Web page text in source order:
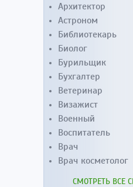
Архитектор
Астроном
Библиотекарь
Биолог
Бурильщик
Бухгалтер
Ветеринар
Визажист
Военный
Воспитатель
Врач
Врач косметолог
СМОТРЕТЬ ВСЕ